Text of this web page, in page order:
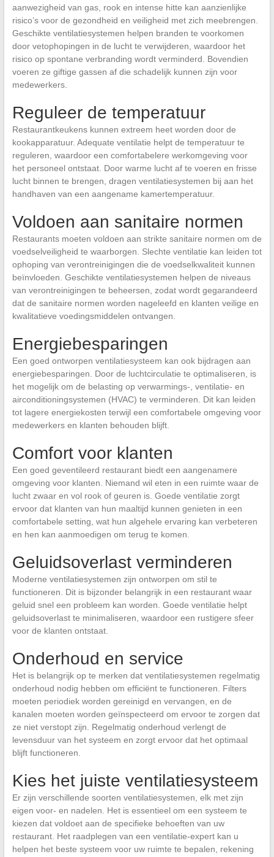
aanwezigheid van gas, rook en intense hitte kan aanzienlijke
risico’s voor de gezondheid en veiligheid met zich meebrengen.
Geschikte ventilatiesystemen helpen branden te voorkomen
door vetophopingen in de lucht te verwijderen, waardoor het
risico op spontane verbranding wordt verminderd. Bovendien
voeren ze giftige gassen af die schadelijk kunnen zijn voor
medewerkers.
Reguleer de temperatuur
Restaurantkeukens kunnen extreem heet worden door de
kookapparatuur. Adequate ventilatie helpt de temperatuur te
reguleren, waardoor een comfortabelere werkomgeving voor
het personeel ontstaat. Door warme lucht af te voeren en frisse
lucht binnen te brengen, dragen ventilatiesystemen bij aan het
handhaven van een aangename kamertemperatuur.
Voldoen aan sanitaire normen
Restaurants moeten voldoen aan strikte sanitaire normen om de
voedselveiligheid te waarborgen. Slechte ventilatie kan leiden tot
ophoping van verontreinigingen die de voedselkwaliteit kunnen
beïnvloeden. Geschikte ventilatiesystemen helpen de niveaus
van verontreinigingen te beheersen, zodat wordt gegarandeerd
dat de sanitaire normen worden nageleefd en klanten veilige en
kwalitatieve voedingsmiddelen ontvangen.
Energiebesparingen
Een goed ontworpen ventilatiesysteem kan ook bijdragen aan
energiebesparingen. Door de luchtcirculatie te optimaliseren, is
het mogelijk om de belasting op verwarmings-, ventilatie- en
airconditioningsystemen (HVAC) te verminderen. Dit kan leiden
tot lagere energiekosten terwijl een comfortabele omgeving voor
medewerkers en klanten behouden blijft.
Comfort voor klanten
Een goed geventileerd restaurant biedt een aangenamere
omgeving voor klanten. Niemand wil eten in een ruimte waar de
lucht zwaar en vol rook of geuren is. Goede ventilatie zorgt
ervoor dat klanten van hun maaltijd kunnen genieten in een
comfortabele setting, wat hun algehele ervaring kan verbeteren
en hen kan aanmoedigen om terug te komen.
Geluidsoverlast verminderen
Moderne ventilatiesystemen zijn ontworpen om stil te
functioneren. Dit is bijzonder belangrijk in een restaurant waar
geluid snel een probleem kan worden. Goede ventilatie helpt
geluidsoverlast te minimaliseren, waardoor een rustigere sfeer
voor de klanten ontstaat.
Onderhoud en service
Het is belangrijk op te merken dat ventilatiesystemen regelmatig
onderhoud nodig hebben om efficiënt te functioneren. Filters
moeten periodiek worden gereinigd en vervangen, en de
kanalen moeten worden geïnspecteerd om ervoor te zorgen dat
ze niet verstopt zijn. Regelmatig onderhoud verlengt de
levensduur van het systeem en zorgt ervoor dat het optimaal
blijft functioneren.
Kies het juiste ventilatiesysteem
Er zijn verschillende soorten ventilatiesystemen, elk met zijn
eigen voor- en nadelen. Het is essentieel om een systeem te
kiezen dat voldoet aan de specifieke behoeften van uw
restaurant. Het raadplegen van een ventilatie-expert kan u
helpen het beste systeem voor uw ruimte te bepalen, rekening